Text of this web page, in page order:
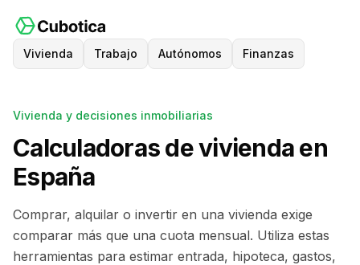
Vivienda Trabajo Autónomos Finanzas
Vivienda y decisiones inmobiliarias
Calculadoras de vivienda en
España
Comprar, alquilar o invertir en una vivienda exige
comparar más que una cuota mensual. Utiliza estas
herramientas para estimar entrada, hipoteca, gastos,